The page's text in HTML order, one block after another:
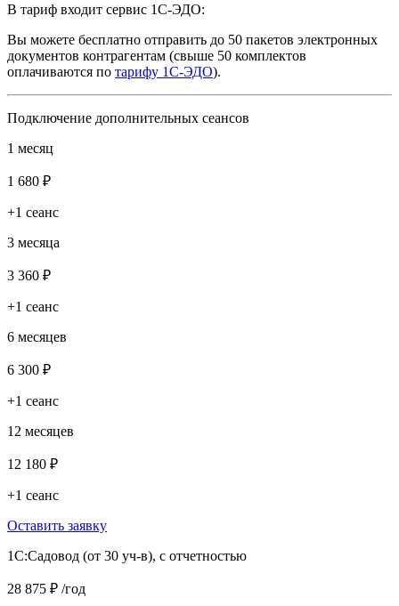
В тариф входит сервис 1С-ЭДО:
Вы можете бесплатно отправить до 50 пакетов электронных
документов контрагентам (свыше 50 комплектов
оплачиваются по тарифу 1С-ЭДО).
Подключение дополнительных сеансов
1 месяц
1 680 ₽
+1 сеанс
3 месяца
3 360 ₽
+1 сеанс
6 месяцев
6 300 ₽
+1 сеанс
12 месяцев
12 180 ₽
+1 сеанс
Оставить заявку
1C:Садовод (от 30 уч-в), с отчетностью
28 875 ₽ /год